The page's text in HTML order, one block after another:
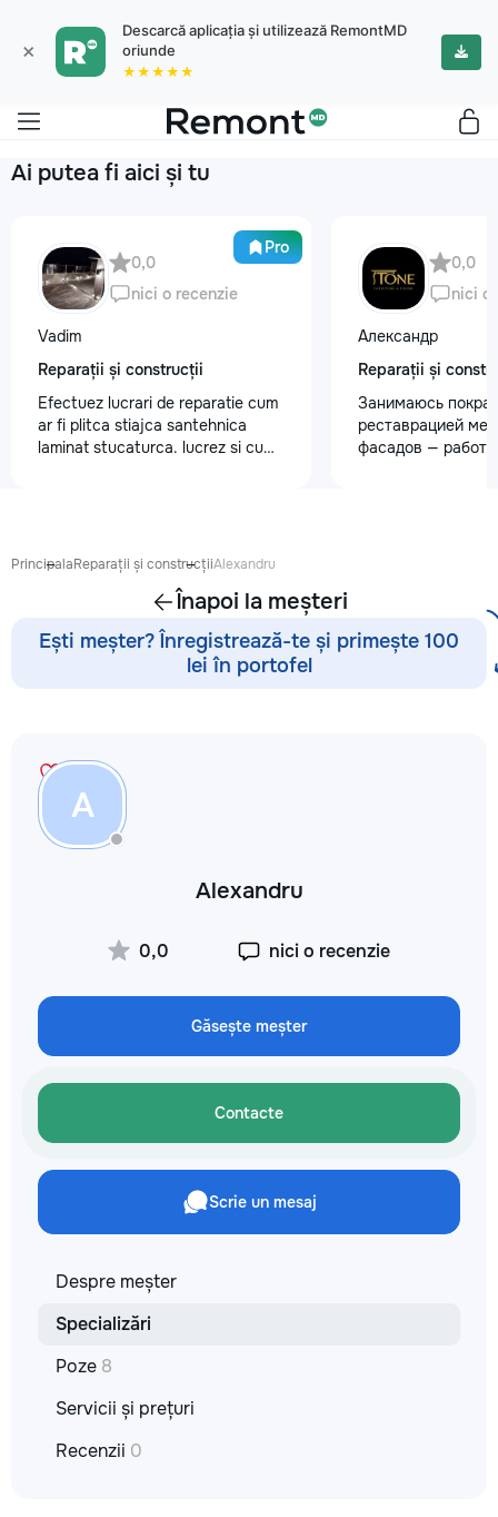
×
Descarcă aplicația și utilizează RemontMD
oriunde
★★★★★
Ai putea fi aici și tu
Pro
0,0
nici o recenzie
Vadim
Reparații și construcții
Efectuez lucrari de reparatie cum
ar fi plitca stiajca santehnica
laminat stucaturca. lucrez si cu
0,0
nici o
Александр
Reparații și
Занимаюсь
реставрацией
фасадов —
гардеробных,
покраска и
входных и
Ровное покрытие
кромки, чистая
Выезд на замер,
PrincipalaReparații și construcțiiAlexandru
Înapoi la meșteri
Ești meșter? Înregistrează-te și primește 100
lei în portofel
A
Alexandru
0,0 nici o recenzie
Găsește meșter
Contacte
Scrie un mesaj
Despre meșter
Specializări
Poze 8
Servicii și prețuri
Recenzii 0